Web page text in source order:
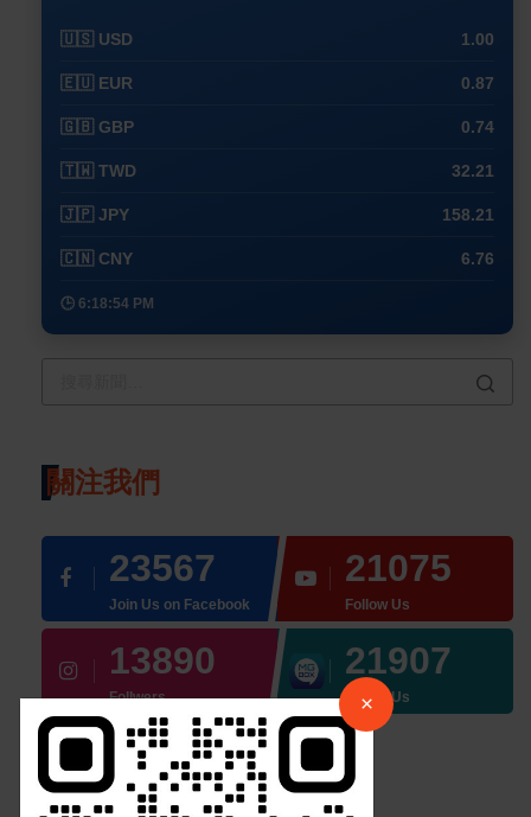
🇺🇸 USD 1.00
🇪🇺 EUR 0.87
🇬🇧 GBP 0.74
🇹🇼 TWD 32.21
🇯🇵 JPY 158.21
🇨🇳 CNY 6.76
🕒 6:18:54 PM
關注我們
23567
Join Us on Facebook
21075
Follow Us
13890
Follwers
21907
Follow Us
最近的 最受歡迎的 評論
×
請加入LINE好友連結
中 華 超 傳 媒
×